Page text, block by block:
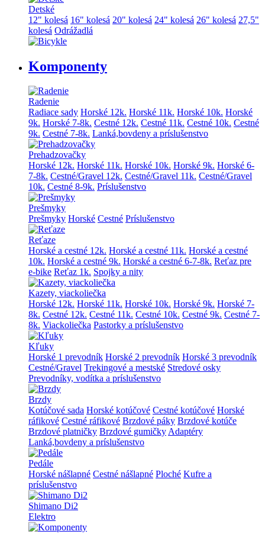
Detské
12" kolesá 16" kolesá 20" kolesá 24" kolesá 26" kolesá 27,5"
kolesá Odrážadlá
Komponenty
Radenie
Radiace sady Horské 12k. Horské 11k. Horské 10k. Horské
9k. Horské 7-8k. Cestné 12k. Cestné 11k. Cestné 10k. Cestné
9k. Cestné 7-8k. Lanká,bovdeny a príslušenstvo
Prehadzovačky
Horské 12k. Horské 11k. Horské 10k. Horské 9k. Horské 6-
7-8k. Cestné/Gravel 12k. Cestné/Gravel 11k. Cestné/Gravel
10k. Cestné 8-9k. Príslušenstvo
Prešmyky
Prešmyky Horské Cestné Príslušenstvo
Reťaze
Horské a cestné 12k. Horské a cestné 11k. Horské a cestné
10k. Horské a cestné 9k. Horské a cestné 6-7-8k. Reťaz pre
e-bike Reťaz 1k. Spojky a nity
Kazety, viackoliečka
Horské 12k. Horské 11k. Horské 10k. Horské 9k. Horské 7-
8k. Cestné 12k. Cestné 11k. Cestné 10k. Cestné 9k. Cestné 7-
8k. Viackoliečka Pastorky a príslušenstvo
Kľuky
Horské 1 prevodník Horské 2 prevodník Horské 3 prevodník
Cestné/Gravel Trekingové a mestské Stredové osky
Prevodníky, vodítka a príslušenstvo
Brzdy
Kotúčové sada Horské kotúčové Cestné kotúčové Horské
ráfikové Cestné ráfikové Brzdové páky Brzdové kotúče
Brzdové platničky Brzdové gumičkyAdaptéry
Lanká,bovdeny a príslušenstvo
Pedále
Horské nášlapné Cestné nášlapné Ploché Kufre a
príslušenstvo
Shimano Di2
Elektro